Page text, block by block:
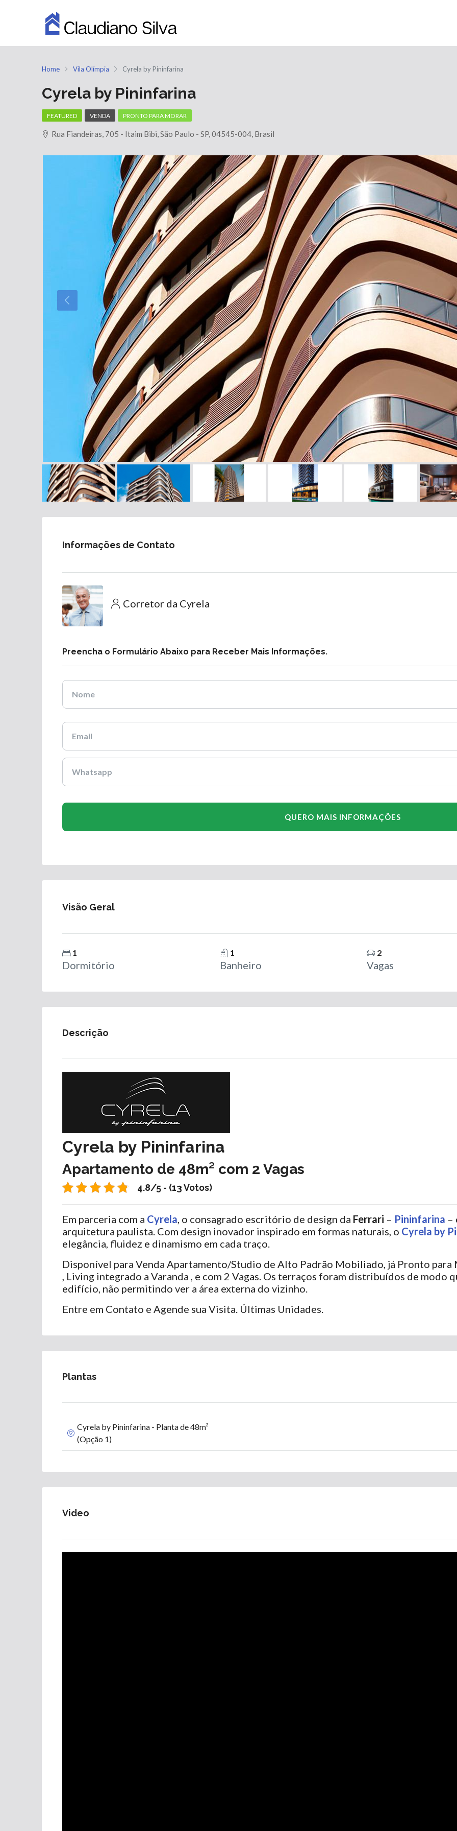
Home Vila Olímpia Cyrela by Pininfarina
Cyrela by Pininfarina
FEATURED VENDA PRONTO PARA MORAR
Rua Fiandeiras, 705 - Itaim Bibi, São Paulo - SP, 04545-004, Brasil
Informações de Contato
Corretor da Cyrela
Preencha o Formulário Abaixo para Receber Mais Informações.
Visão Geral
1
Dormitório
1
Banheiro
2
Vagas
Descrição
Cyrela by Pininfarina
Apartamento de 48m² com 2 Vagas
4.8/5 - (13 Votos)
Em parceria com a Cyrela, o consagrado escritório de design da Ferrari – Pininfarina –
arquitetura paulista. Com design inovador inspirado em formas naturais, o Cyrela by
elegância, fluidez e dinamismo em cada traço.
Disponível para Venda Apartamento/Studio de Alto Padrão Mobiliado, já Pronto para
, Living integrado a Varanda , e com 2 Vagas. Os terraços foram distribuídos de modo
edifício, não permitindo ver a área externa do vizinho.
Entre em Contato e Agende sua Visita. Últimas Unidades.
Plantas
Cyrela by Pininfarina - Planta de 48m²
(Opção 1)
Video